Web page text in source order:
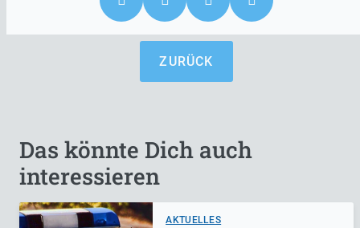
ZURÜCK
Das könnte Dich auch
interessieren
AKTUELLES